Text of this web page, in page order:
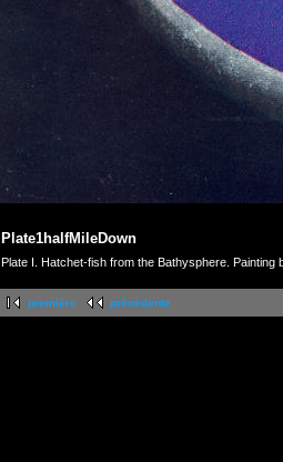
Plate1halfMileDown
Plate I. Hatchet-fish from the Bathysphere. Painting
première précédente